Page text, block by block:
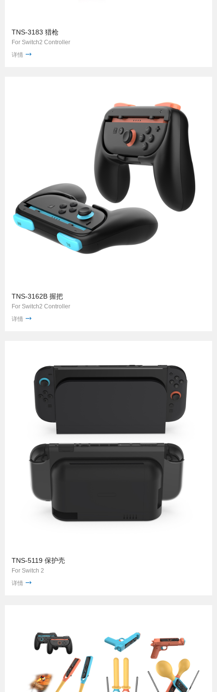
TNS-3183 猎枪
For Switch2 Controller
详情
TNS-3162B 握把
For Switch2 Controller
详情
TNS-5119 保护壳
For Switch 2
详情